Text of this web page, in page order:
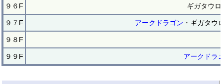
９６F ギガタウ
９７F アークドラゴン ・ギガタ
９８F
９９F アークドラ